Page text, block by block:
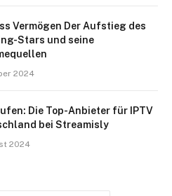
Vermögen Der Aufstieg des
Stars und seine
2024
Die Top-Anbieter für IPTV
bei Streamisly
2024